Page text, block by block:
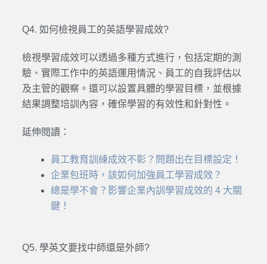
Q4. 如何檢視員工的英語學習成效?
檢視學習成效可以透過多種方式進行，包括定期的測
驗、實際工作中的英語運用情況、員工的自我評估以
及主管的觀察。還可以設置具體的學習目標，並根據
結果調整培訓內容，確保學習的有效性和針對性。
延伸閱讀：
員工教育訓練成效不彰？問題出在目標設定！
企業包班時，該如何加強員工學習成效？
總是學不會？影響企業內訓學習成效的 4 大關
鍵！
Q5. 學英文要找中師還是外師?